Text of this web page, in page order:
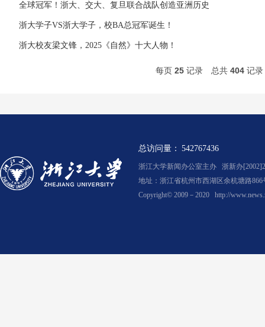
全球冠军！浙大、交大、复旦联合战队创造亚洲历史
浙大学子VS浙大学子，校BA总冠军诞生！
浙大校友梁文锋，2025《自然》十大人物！
每页 25 记录 总共 404 记录
总访问量： 542767436
浙江大学新闻办公室主办 浙新办
地址：浙江省杭州市西湖区余杭塘路
Copyright© 2009－2020 http://